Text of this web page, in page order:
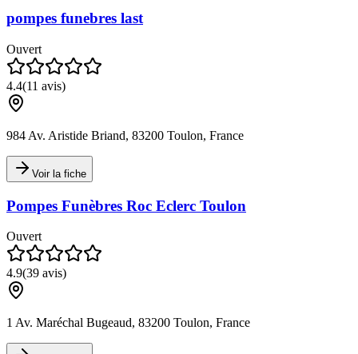
pompes funebres last
Ouvert
4.4(11 avis)
984 Av. Aristide Briand, 83200 Toulon, France
Voir la fiche
Pompes Funèbres Roc Eclerc Toulon
Ouvert
4.9(39 avis)
1 Av. Maréchal Bugeaud, 83200 Toulon, France